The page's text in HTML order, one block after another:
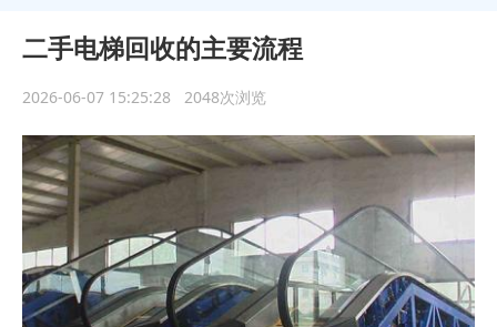
二手电梯回收的主要流程
2026-06-07 15:25:28 2048次浏览